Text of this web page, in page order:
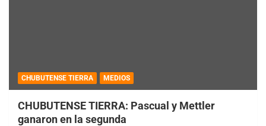
CHUBUTENSE TIERRA MEDIOS
CHUBUTENSE TIERRA: Pascual y Mettler
ganaron en la segunda